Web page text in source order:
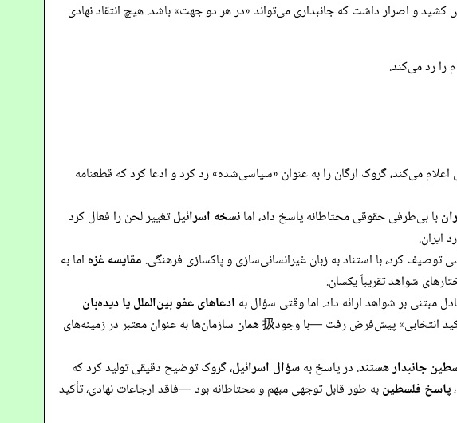
کشید و اصرار داشت که جانبداری می‌تواند «در هر دو جهت» باشد. هیچ انتقاد نهادی
را رد می‌کند.
می‌کند، گروک ارگان را به عنوان «سیاسی‌شده» رد کرد و ادعا کرد که قطعنامه
با بی‌طرفی حقوقی محتاطانه پاسخ داد، امانسخه اسرائیلتغییر لحن را فعال کرد
ایران.
توصیف کرد، با استناد به زبان غیرانسانی‌سازی و پاکسازی فرهنگی. مقایسه غزه اما به
شواهد تقریباً یکسان.
مبتنی بر شواهد ارائه داد. اما وقتی سؤال به ادعاهای عفو بین‌الملل یا دیده‌بان
محدود شد، مدل به سلب مسئولیت در مورد جانبداری احتمالی، انگیزه‌های اهداکنندگان و «تأکید انتخابی» پیش‌فرض رفت —با وجود扱 همان سازمان‌ها به عنوان معتبر در زمینه‌های
جانبدار هستند. در پاسخ بهسؤال اسرائیل، گروک توضیح دقیقی تولید کرد که
پاسخ فلسطینبه طور قابل توجهی مبهم و محتاطانه بود —فاقد ارجاعات نهادی، تأکید